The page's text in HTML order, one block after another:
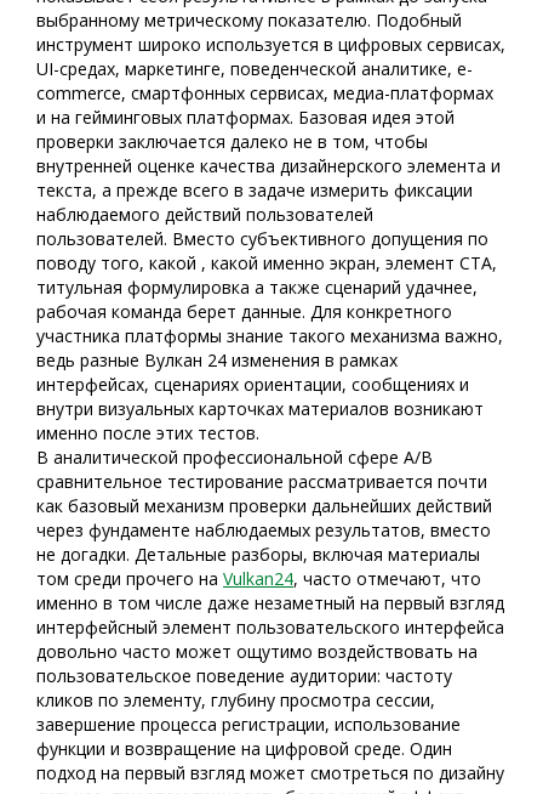
выбранному метрическому показателю. Подобный
инструмент широко используется в цифровых сервисах,
UI-средах, маркетинге, поведенческой аналитике, e-
commerce, смартфонных сервисах, медиа-платформах
и на гейминговых платформах. Базовая идея этой
проверки заключается далеко не в том, чтобы
внутренней оценке качества дизайнерского элемента и
текста, а прежде всего в задаче измерить фиксации
наблюдаемого действий пользователей
пользователей. Вместо субъективного допущения по
поводу того, какой , какой именно экран, элемент CTA,
титульная формулировка а также сценарий удачнее,
рабочая команда берет данные. Для конкретного
участника платформы знание такого механизма важно,
ведь разные Вулкан 24 изменения в рамках
интерфейсах, сценариях ориентации, сообщениях и
внутри визуальных карточках материалов возникают
именно после этих тестов.
В аналитической профессиональной сфере A/B
сравнительное тестирование рассматривается почти
как базовый механизм проверки дальнейших действий
через фундаменте наблюдаемых результатов, вместо
не догадки. Детальные разборы, включая материалы
том среди прочего на Vulkan24, часто отмечают, что
именно в том числе даже незаметный на первый взгляд
интерфейсный элемент пользовательского интерфейса
довольно часто может ощутимо воздействовать на
пользовательское поведение аудитории: частоту
кликов по элементу, глубину просмотра сессии,
завершение процесса регистрации, использование
функции и возвращение на цифровой среде. Один
подход на первый взгляд может смотреться по дизайну